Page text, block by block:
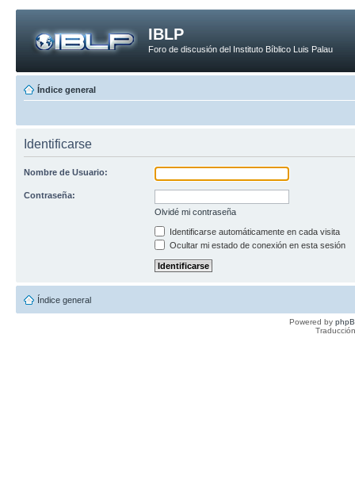
IBLP
Foro de discusión del Instituto Bíblico Luis Palau
Índice general
Identificarse
Nombre de Usuario:
Contraseña:
Olvidé mi contraseña
Identificarse automáticamente en cada visita
Ocultar mi estado de conexión en esta sesión
Índice general
Powered by